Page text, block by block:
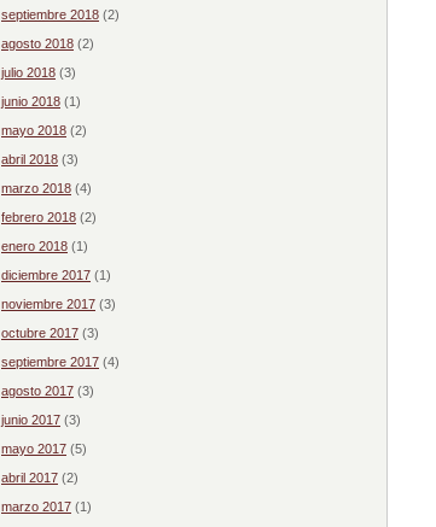
septiembre 2018 (2)
agosto 2018 (2)
julio 2018 (3)
junio 2018 (1)
mayo 2018 (2)
abril 2018 (3)
marzo 2018 (4)
febrero 2018 (2)
enero 2018 (1)
diciembre 2017 (1)
noviembre 2017 (3)
octubre 2017 (3)
septiembre 2017 (4)
agosto 2017 (3)
junio 2017 (3)
mayo 2017 (5)
abril 2017 (2)
marzo 2017 (1)